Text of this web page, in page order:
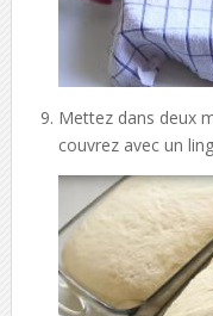
Mettez dans deux
couvrez avec un